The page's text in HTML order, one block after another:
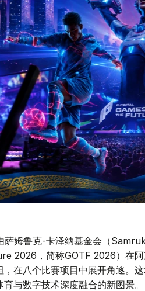
萨姆鲁克-卡泽纳基金会（
2026，简称GOTF 2026）在
，在八个比赛项目中展开角逐。
与数字技术深度融合的新图景。